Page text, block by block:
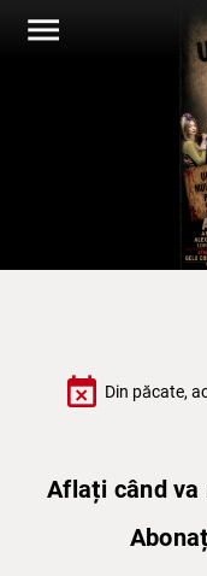
menu
event_busy Din păcate,
Aflați când va